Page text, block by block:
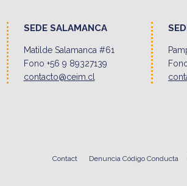
SEDE SALAMANCA
Matilde Salamanca #61
Fono +56 9 89327139
contacto@ceim.cl
Contact Denuncia Código Conducta